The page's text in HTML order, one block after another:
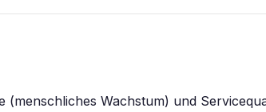
Wachstum) und